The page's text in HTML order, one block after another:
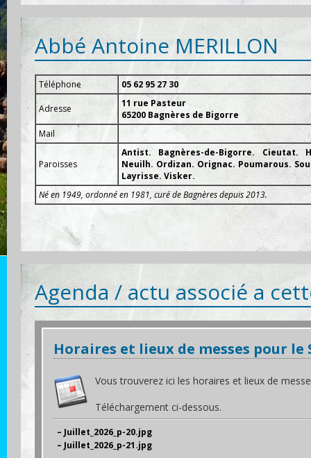
Abbé Antoine MERILLON
Téléphone 05 62 95 27 30
Adresse
11 rue Pasteur
65200 Bagnères de Bigorre
Mail
Paroisses
Antist. Bagnères-de-Bigorre. Cieutat.
Neuilh. Ordizan. Orignac. Poumarous.
Layrisse. Visker.
Né en 1949, ordonné en 1981, curé de Bagnères depuis 2013.
Agenda / actu associé a
Horaires et lieux de messes pour
Vous trouverez ici les horaires et lieux de
Téléchargement ci-dessous.
– Juillet_2026_p-20.jpg
– Juillet_2026_p-21.jpg